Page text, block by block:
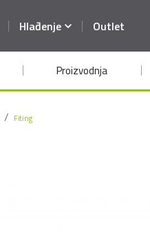
Hlađenje Outlet
Proizvodnja
Fiting